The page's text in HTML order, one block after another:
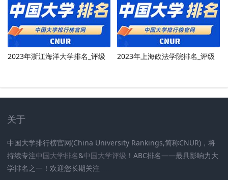
2023年浙江海洋大学排名_评级 2023年上海政法学院排名_评级
关于
中国大学排行榜官网(China University Rankings,简称CNUR)，将
持续专注中国大学排名&中国大学评级 ！ABC排名——最具影响力大
学排名之一！欢迎您长期关注